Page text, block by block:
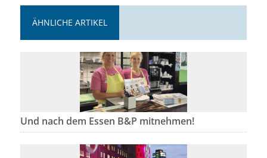
ÄHNLICHE ARTIKEL
Und nach dem Essen B&P mitnehmen!